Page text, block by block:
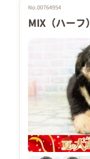
No.00764954
MIX（ハーフ）